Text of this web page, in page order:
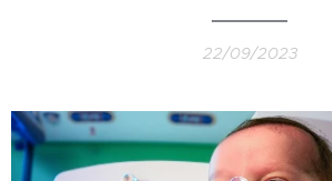
22/09/2023